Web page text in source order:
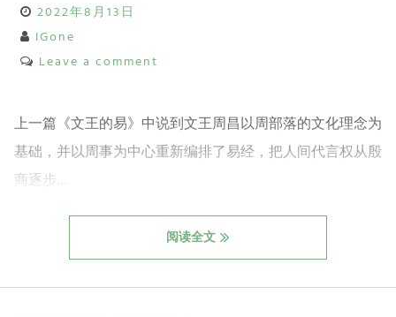
2022年8月13日
IGone
Leave a comment
上一篇《文王的易》中说到文王周昌以周部落的文化理念为
基础，并以周事为中心重新编排了易经，把人间代言权从殷
商逐步…
阅读全文